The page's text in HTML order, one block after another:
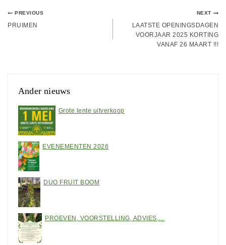
PREVIOUS
PRUIMEN
NEXT
LAATSTE OPENINGSDAGEN
VOORJAAR 2025 KORTING
VANAF 26 MAART !!!
Ander nieuws
Grote lente uitverkoop
EVENEMENTEN 2026
DUO FRUIT BOOM
PROEVEN, VOORSTELLING, ADVIES,…